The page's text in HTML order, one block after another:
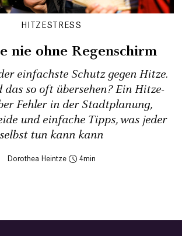
HITZESTRESS
nie ohne Regenschirm
einfachste Schutz gegen Hitze.
so oft übersehen? Ein Hitze-
Fehler in der Stadtplanung,
und einfache Tipps, was jeder
selbst tun kann kann
Dorothea Heintze 4